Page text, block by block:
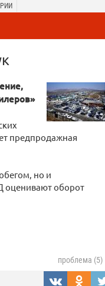
предпродажная
но и
оценивают оборот
проблема (5)